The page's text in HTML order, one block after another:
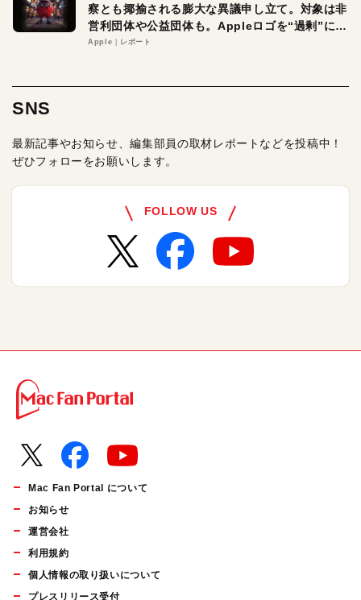
察とも揶揄される膨大な異議申し立て。対象は非
営利団体や公益団体も。Appleロゴを“過剰”に守
る理由とは
Apple レポート
SNS
最新記事やお知らせ、編集部員の取材レポートなどを投稿中！
ぜひフォローをお願いします。
FOLLOW US
Mac Fan Portal について
お知らせ
運営会社
利用規約
個人情報の取り扱いについて
プレスリリース受付